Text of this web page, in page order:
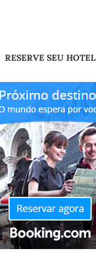
RESERVE SEU HOTEL